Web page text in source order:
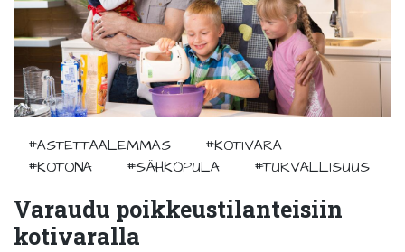
#ASTETTAALEMMAS
#KOTIVARA
#KOTONA
#SÄHKÖPULA #TURVALLISUUS
Varaudu poikkeustilanteisiin
kotivaralla